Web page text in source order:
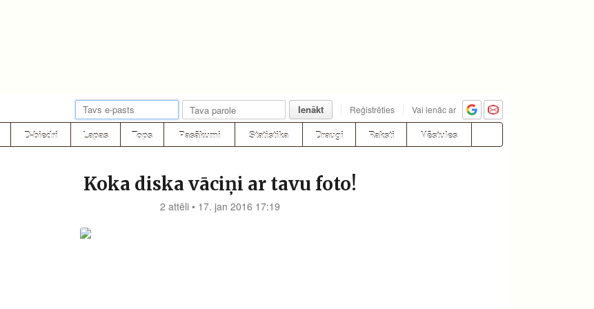
Ienākt Reģistrēties Vai ienāc ar
D-biedri Lapas Tops Pasākumi Statistika Draugi Raksti Vēstules
Koka diska vāciņi ar tavu foto!
2 attēli • 17. jan 2016 17:19